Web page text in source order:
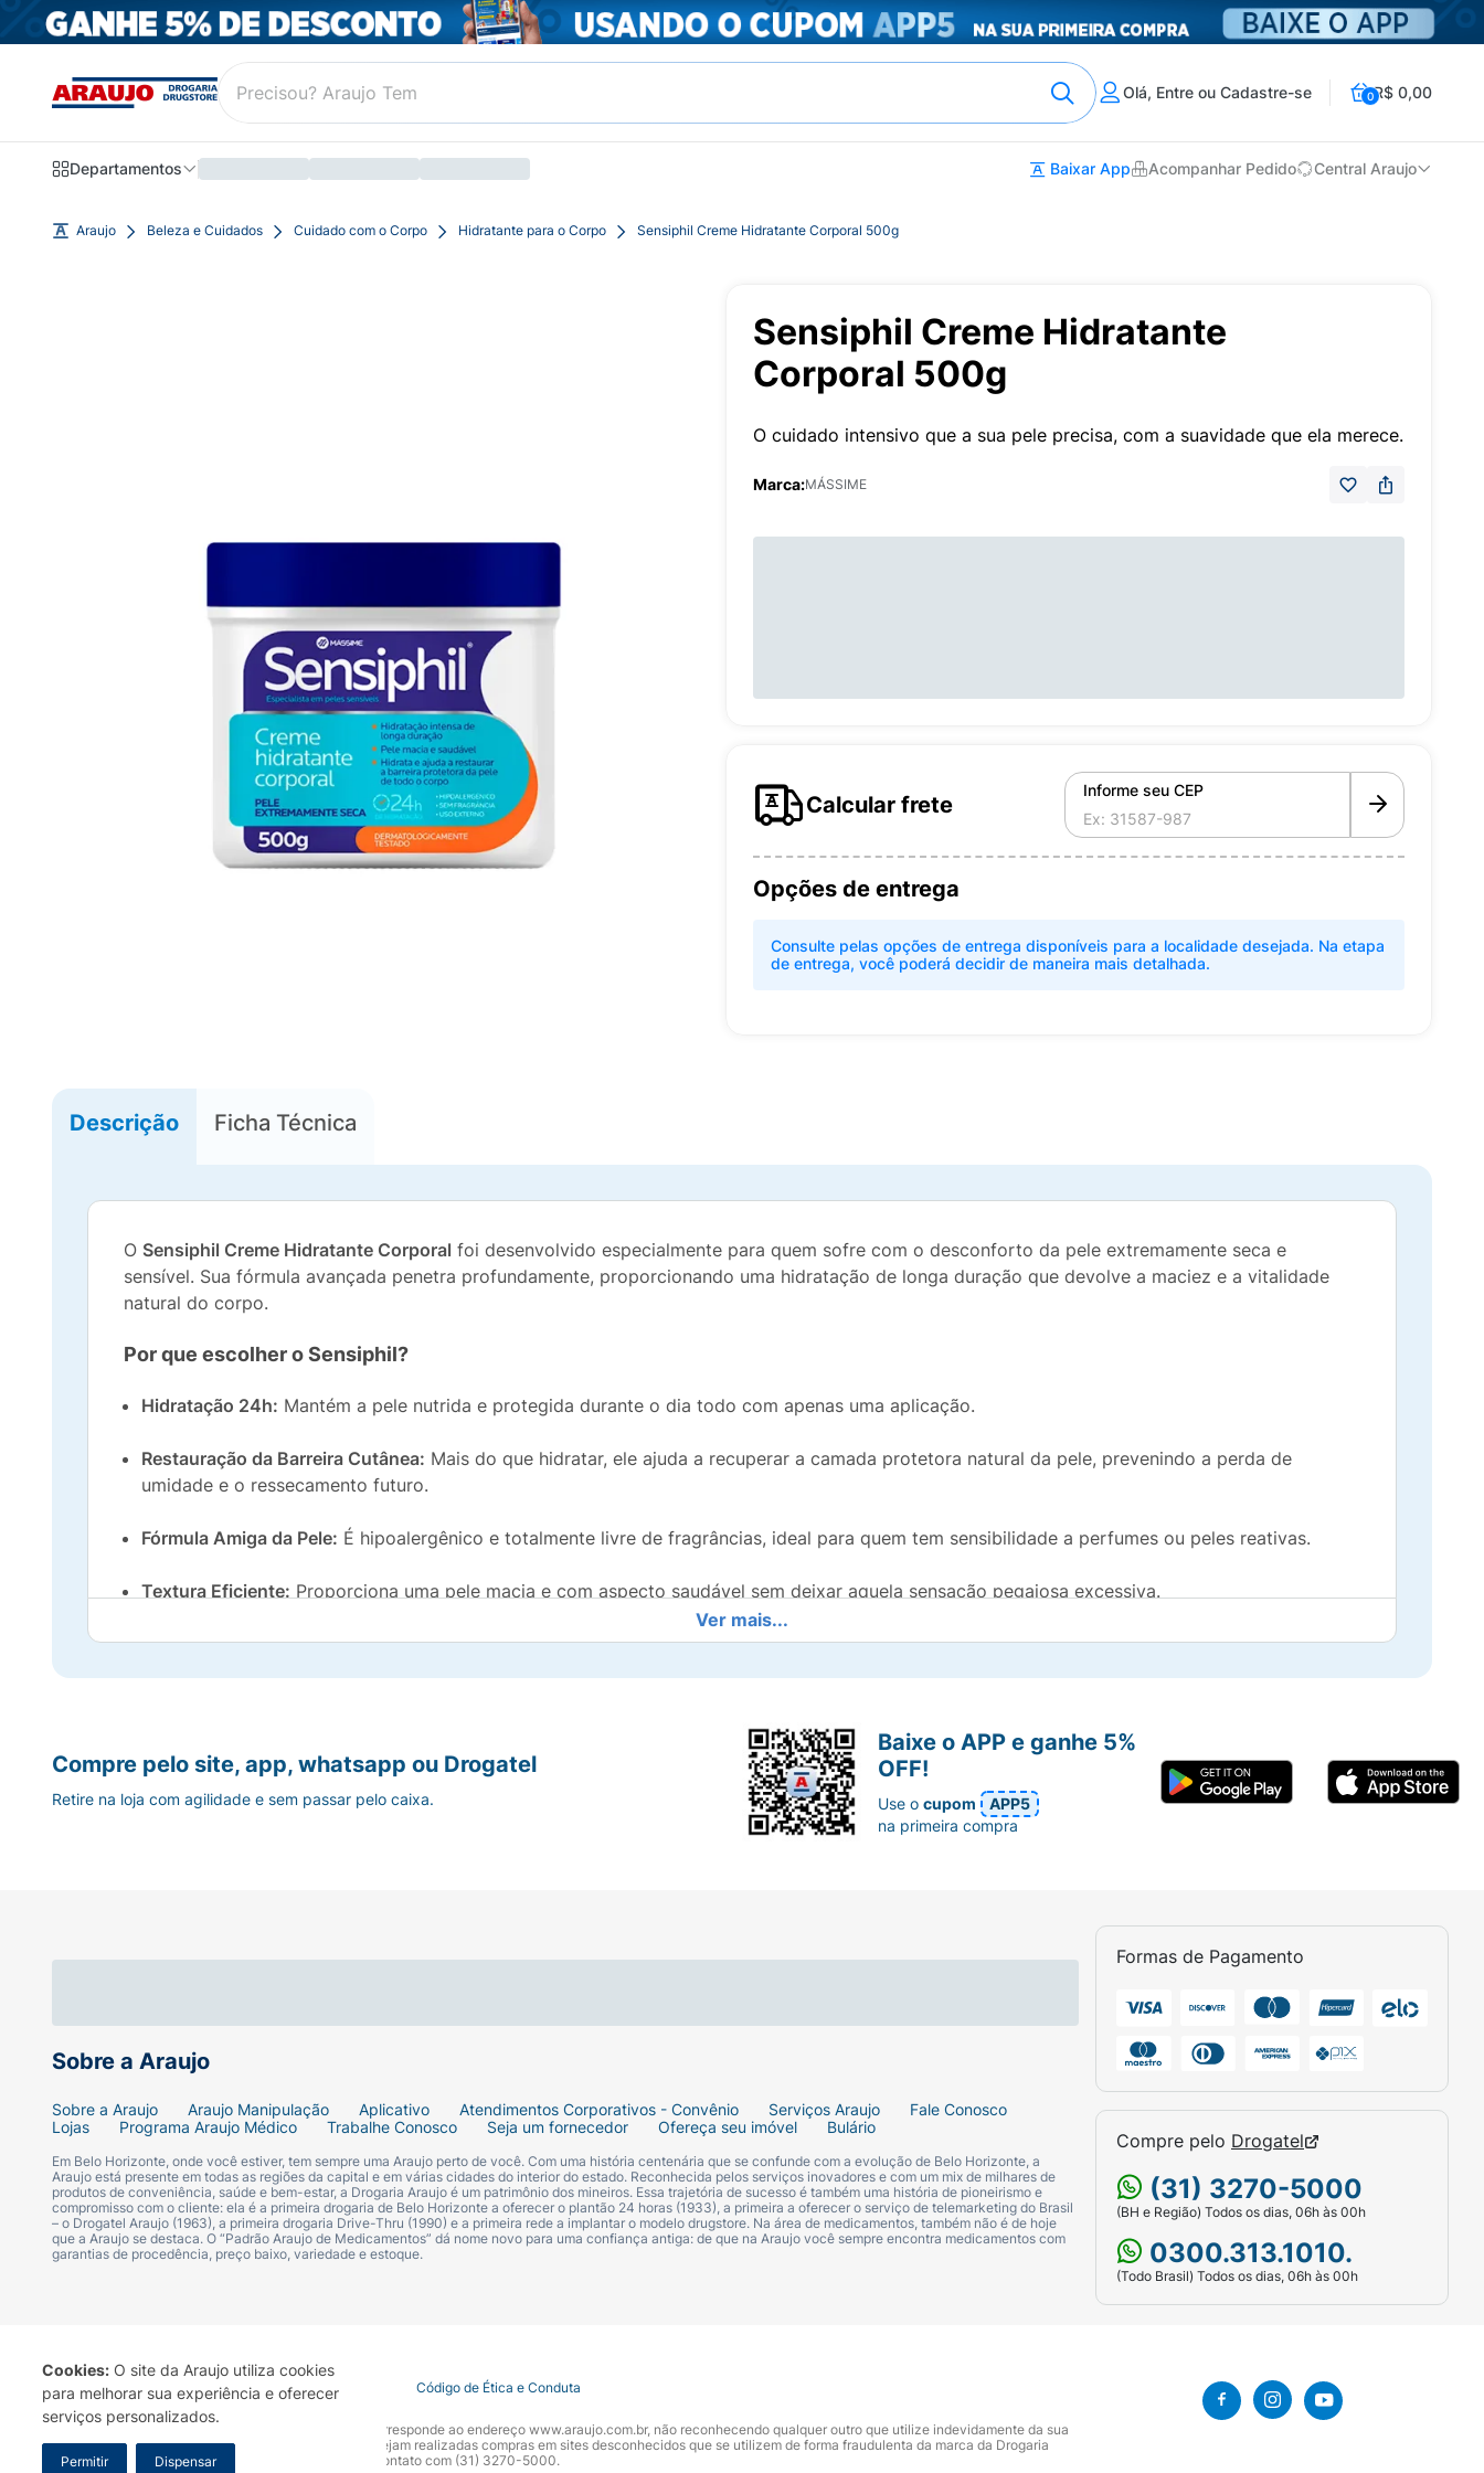
Cookies: O site da Araujo utiliza cookies
para melhorar sua experiência e oferecer
serviços personalizados.
Permitir Dispensar
Olá, Entre ou Cadastre-se 0R$ 0,00
Departamentos Baixar App Acompanhar Pedido Central Araujo
Araujo Beleza e Cuidados Cuidado com o Corpo Hidratante para o Corpo Sensiphil Creme Hidratante Corporal 500g
Sensiphil Creme Hidratante
Corporal 500g
O cuidado intensivo que a sua pele precisa, com a suavidade que ela merece.
Marca:MÁSSIME
Calcular frete
Informe seu CEP
Opções de entrega
Consulte pelas opções de entrega disponíveis para a localidade desejada. Na etapa
de entrega, você poderá decidir de maneira mais detalhada.
Descrição Ficha Técnica
O Sensiphil Creme Hidratante Corporal foi desenvolvido especialmente para quem sofre com o desconforto da pele extremamente seca e
sensível. Sua fórmula avançada penetra profundamente, proporcionando uma hidratação de longa duração que devolve a maciez e a vitalidade
natural do corpo.
Por que escolher o Sensiphil?
Hidratação 24h: Mantém a pele nutrida e protegida durante o dia todo com apenas uma aplicação.
Restauração da Barreira Cutânea: Mais do que hidratar, ele ajuda a recuperar a camada protetora natural da pele, prevenindo a perda de
umidade e o ressecamento futuro.
Fórmula Amiga da Pele: É hipoalergênico e totalmente livre de fragrâncias, ideal para quem tem sensibilidade a perfumes ou peles reativas.
Textura Eficiente: Proporciona uma pele macia e com aspecto saudável sem deixar aquela sensação pegajosa excessiva.
Ver mais...
Sobre a Araujo
Sobre a Araujo Araujo Manipulação Aplicativo Atendimentos Corporativos - Convênio Serviços Araujo
Fale Conosco
Lojas
Programa Araujo Médico Trabalhe Conosco Seja um fornecedor Ofereça seu imóvel Bulário
Em Belo Horizonte, onde você estiver, tem sempre uma Araujo perto de você. Com uma história centenária que se confunde com a evolução de Belo Horizonte, a
Araujo está presente em todas as regiões da capital e em várias cidades do interior do estado. Reconhecida pelos serviços inovadores e com um mix de milhares de
produtos de conveniência, saúde e bem-estar, a Drogaria Araujo é um patrimônio dos mineiros. Essa trajetória de sucesso é também uma história de pioneirismo e
compromisso com o cliente: ela é a primeira drogaria de Belo Horizonte a oferecer o plantão 24 horas (1933), a primeira a oferecer o serviço de telemarketing do Brasil
– o Drogatel Araujo (1963), a primeira drogaria Drive-Thru (1990) e a primeira rede a implantar o modelo drugstore. Na área de medicamentos, também não é de hoje
que a Araujo se destaca. O “Padrão Araujo de Medicamentos” dá nome novo para uma confiança antiga: de que na Araujo você sempre encontra medicamentos com
garantias de procedência, preço baixo, variedade e estoque.
Formas de Pagamento
Compre pelo Drogatel
(31) 3270-5000
(BH e Região) Todos os dias, 06h às 00h
0300.313.1010.
(Todo Brasil) Todos os dias, 06h às 00h
Compre pelo site, app, whatsapp ou Drogatel
Retire na loja com agilidade e sem passar pelo caixa.
Baixe o APP e ganhe 5%
OFF!
Use ocupom
APP5
na primeira compra
Termo de Uso Portal da Privacidade Covid-19 Código de Ética e Conduta
A Drogaria Araujo S/A informa que o seu site oficial corresponde ao endereço www.araujo.com.br, não reconhecendo qualquer outro que utilize indevidamente da sua
marca. Para sua segurança recomendamos que não sejam realizadas compras em sites desconhecidos que se utilizem de forma fraudulenta da marca da Drogaria
Araujo S.A. Em caso de dúvidas, gentileza entrar em contato com (31) 3270-5000.